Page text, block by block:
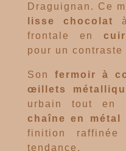
Draguignan. Ce
lisse chocolat
frontale en
pour un
Son fermoir à
œillets
urbain tout en
chaîne en métal
finition
tendance.